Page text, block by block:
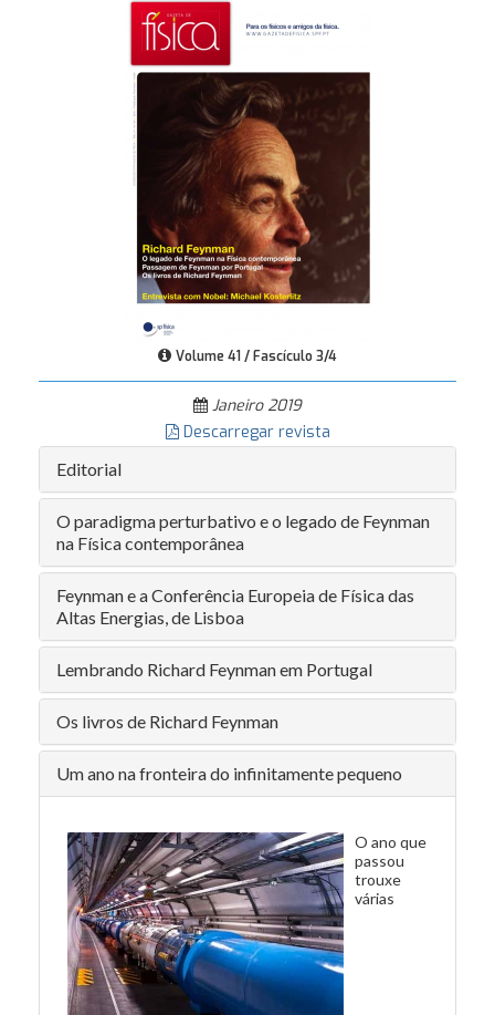
Volume 41 / Fascículo 3/4
Janeiro 2019
Descarregar revista
Editorial
O paradigma perturbativo e o legado de Feynman
na Física contemporânea
Feynman e a Conferência Europeia de Física das
Altas Energias, de Lisboa
Lembrando Richard Feynman em Portugal
Os livros de Richard Feynman
Um ano na fronteira do infinitamente pequeno
O ano que
passou
trouxe
várias